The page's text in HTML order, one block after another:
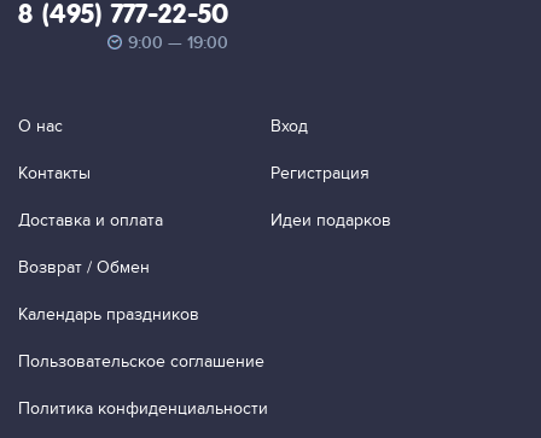
8 (495) 777-22-50
9:00 — 19:00
О нас
Контакты
Доставка и оплата
Возврат / Обмен
Календарь праздников
Пользовательское соглашение
Политика конфиденциальности
Вход
Регистрация
Идеи подарков